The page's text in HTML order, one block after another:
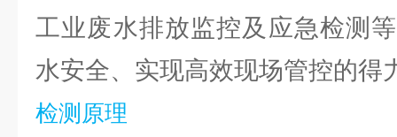
工业废水排放监控及应急检测
水安全、实现高效现场管控的得
检测原理